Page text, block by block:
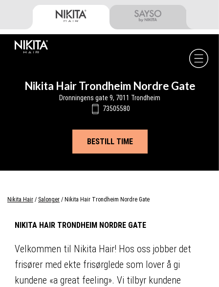
primary
navigation
main
content
footer
Nikita Hair Trondheim Nordre Gate
Dronningens gate 9, 7011 Trondheim
73505580
BESTILL TIME
Nikita Hair / Salonger / Nikita Hair Trondheim Nordre Gate
NIKITA HAIR TRONDHEIM NORDRE GATE
Velkommen til Nikita Hair! Hos oss jobber det
frisører med ekte frisørglede som lover å gi
kundene «a great feeling». Vi tilbyr kundene